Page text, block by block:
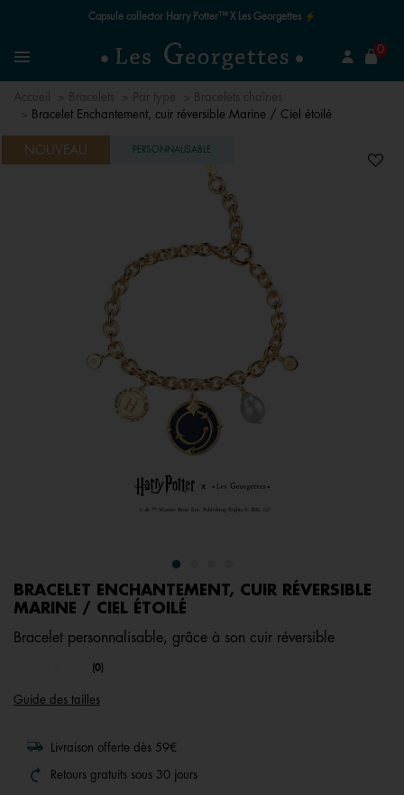
Le quart de siècle de la magie ✨
MenuRecherchez un bijou
0
Bracelet Enchantement, cuir réversible Marine / Ciel étoilé
NOUVEAU PERSONNALISABLE
BRACELET ENCHANTEMENT, CUIR RÉVERSIBLE
MARINE / CIEL ÉTOILÉ
Bracelet personnalisable, grâce à son cuir réversible
undefined out of 5 Customer Rating
Aucune
de
sur
même
(0)
Guide des tailles
Livraison offerte dès 59€
Retours gratuits sous 30 jours